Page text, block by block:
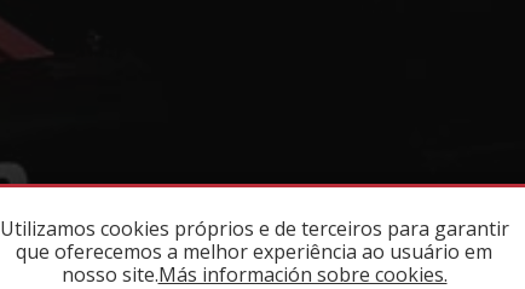
Utilizamos cookies próprios e de terceiros para garantir
que oferecemos a melhor experiência ao usuário em
nosso site.Más información sobre cookies.